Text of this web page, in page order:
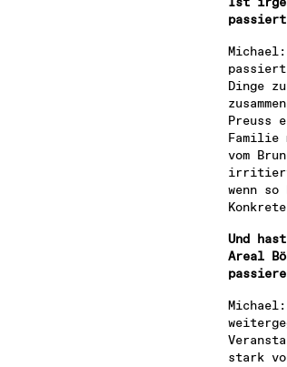
Dinge
Preuss
Familie
vom
wenn so
Und
Areal
stark